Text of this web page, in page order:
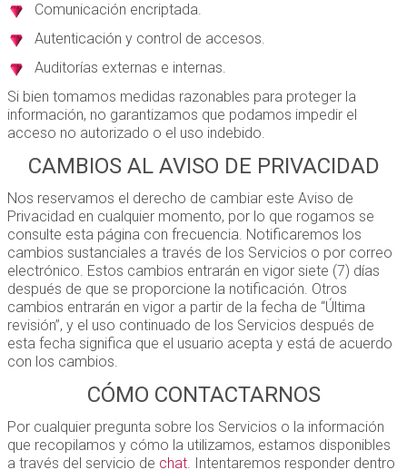
Comunicación encriptada.
Autenticación y control de accesos.
Auditorías externas e internas.
Si bien tomamos medidas razonables para proteger la
información, no garantizamos que podamos impedir el
acceso no autorizado o el uso indebido.
CAMBIOS AL AVISO DE PRIVACIDAD
Nos reservamos el derecho de cambiar este Aviso de
Privacidad en cualquier momento, por lo que rogamos se
consulte esta página con frecuencia. Notificaremos los
cambios sustanciales a través de los Servicios o por correo
electrónico. Estos cambios entrarán en vigor siete (7) días
después de que se proporcione la notificación. Otros
cambios entrarán en vigor a partir de la fecha de “Última
revisión”, y el uso continuado de los Servicios después de
esta fecha significa que el usuario acepta y está de acuerdo
con los cambios.
CÓMO CONTACTARNOS
Por cualquier pregunta sobre los Servicios o la información
que recopilamos y cómo la utilizamos, estamos disponibles
a través del servicio de chat. Intentaremos responder dentro